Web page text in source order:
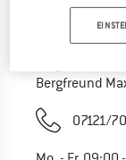
Bergfreund
07121/